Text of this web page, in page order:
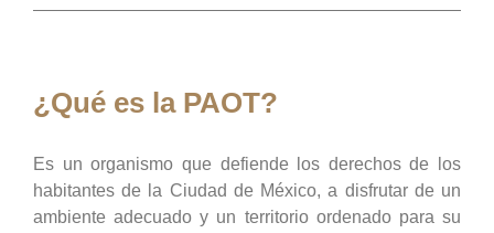
¿Qué es la PAOT?
Es un organismo que defiende los derechos de los
habitantes de la Ciudad de México, a disfrutar de un
ambiente adecuado y un territorio ordenado para su